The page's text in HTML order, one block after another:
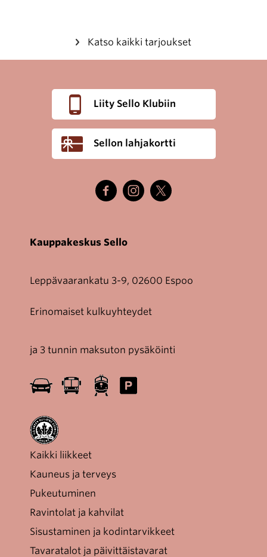
Katso kaikki tarjoukset
Liity Sello Klubiin
Sellon lahjakortti
Kauppakeskus Sello
Leppävaarankatu 3-9, 02600 Espoo
Erinomaiset kulkuyhteydet
ja 3 tunnin maksuton pysäköinti
Kaikki liikkeet
Kauneus ja terveys
Pukeutuminen
Ravintolat ja kahvilat
Sisustaminen ja kodintarvikkeet
Tavaratalot ja päivittäistavarat